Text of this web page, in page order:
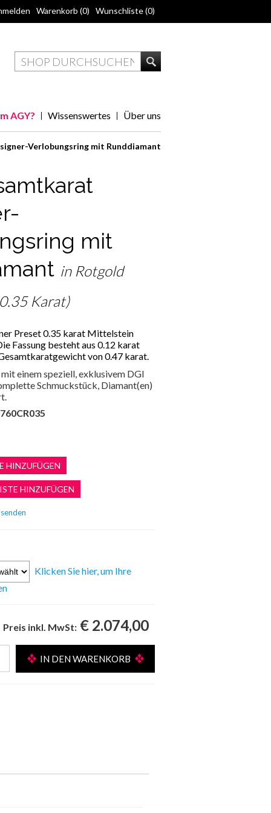
Warenkorb (0) Wunschliste(0)
Über uns
Wissenswertes
AGY?
Verlobungsring mit Runddiamant
mit
in Rotgold
Karat)
Preset 0.35 karat Mittelstein
Fassung besteht aus 0.12 karat
von 0.47 karat.
einem speziell, exklusivem DGI
Schmuckstück, Diamant(en)
Klicken Sie hier, um Ihre
Preis inkl. MwSt: € 2.074,00